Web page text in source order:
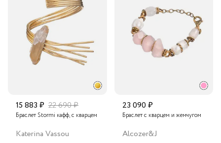
15 883 ₽ 22 690 ₽
Браслет Stormi кафф, с кварцем
Katerina Vassou
23 090 ₽
Браслет с кварцем и жемчугом
Alcozer&J